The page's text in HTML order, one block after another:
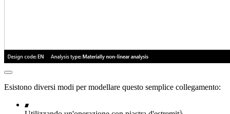
Esistono diversi modi per modellare questo semplice collegamento: